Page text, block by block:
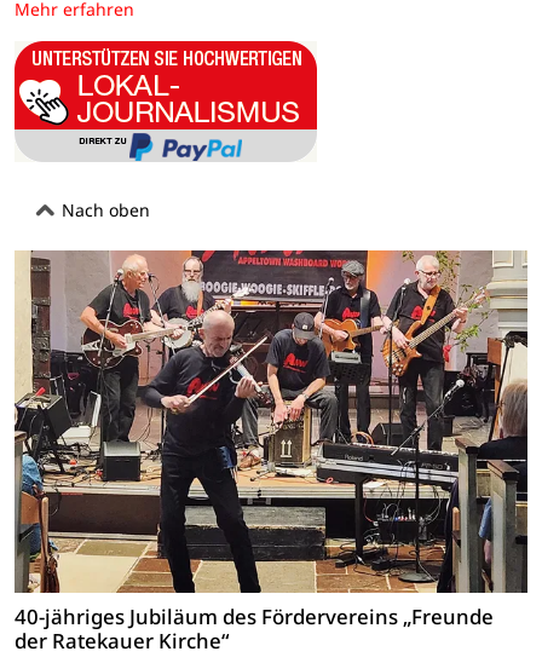
Mehr erfahren
Nach oben
40-jähriges Jubiläum des Fördervereins „Freunde
der Ratekauer Kirche“